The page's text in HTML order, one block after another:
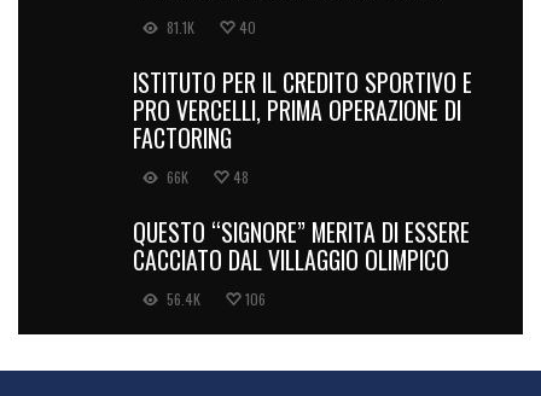
81.1K 40
ISTITUTO PER IL CREDITO SPORTIVO E
PRO VERCELLI, PRIMA OPERAZIONE DI
FACTORING
66K 48
QUESTO “SIGNORE” MERITA DI ESSERE
CACCIATO DAL VILLAGGIO OLIMPICO
56.4K 106